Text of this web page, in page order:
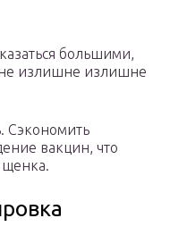
большими,
излишне излишне
Сэкономить
вакцин, что